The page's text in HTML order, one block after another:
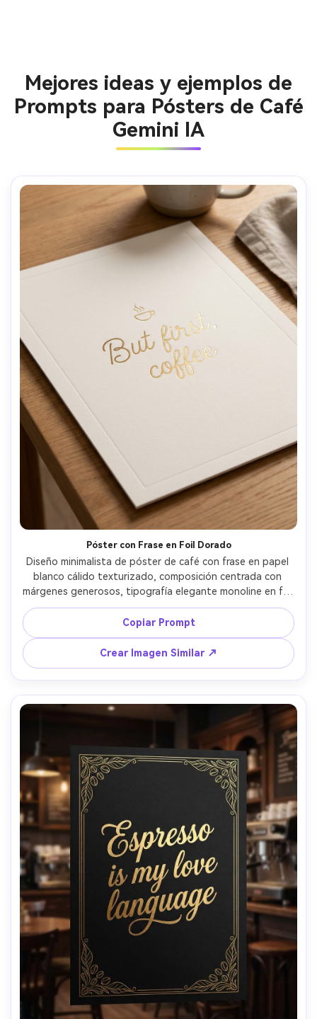
Mejores ideas y ejemplos de
Prompts para Pósters de Café
Gemini IA
Póster con Frase en Foil Dorado
Diseño minimalista de póster de café con frase en papel
blanco cálido texturizado, composición centrada con
márgenes generosos, tipografía elegante monoline en foil
dorado que dice "But first, coffee", efecto relieve sutil,
pequeño icono de vapor sobre el texto, cuadrícula
moderna limpia, estilo de papelería premium, listo para
imprimir, alta resolución, bordes nítidos, sin marca de
agua, lente 85mm, fondo desenfocado, iluminación
cinematográfica suave --ar 4:5
Copiar Prompt
Crear Imagen Similar ↗